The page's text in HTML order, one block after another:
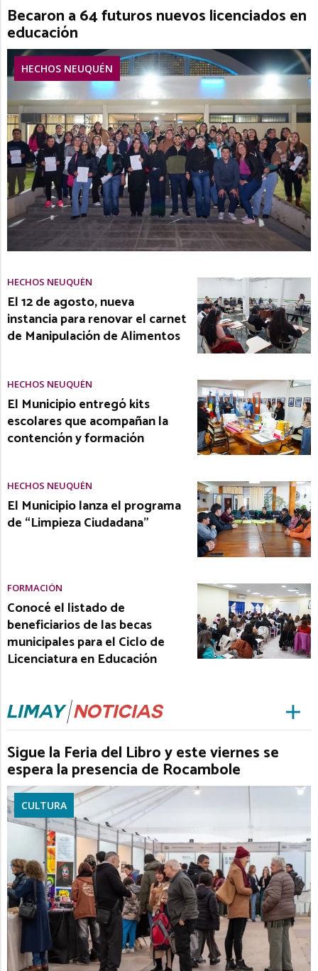
Becaron a 64 futuros nuevos licenciados en
educación
HECHOS NEUQUÉN
HECHOS NEUQUÉN
El 12 de agosto, nueva
instancia para renovar el carnet
de Manipulación de Alimentos
HECHOS NEUQUÉN
El Municipio entregó kits
escolares que acompañan la
contención y formación
HECHOS NEUQUÉN
El Municipio lanza el programa
de “Limpieza Ciudadana”
FORMACIÓN
Conocé el listado de
beneficiarios de las becas
municipales para el Ciclo de
Licenciatura en Educación
Sigue la Feria del Libro y este viernes se
espera la presencia de Rocambole
CULTURA